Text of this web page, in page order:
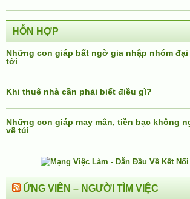
HỖN HỢP
Những con giáp bất ngờ gia nhập nhóm
tới
Khi thuê nhà cần phải biết điều gì?
Những con giáp may mắn, tiền bạc không
về túi
ỨNG VIÊN – NGƯỜI TÌM VIỆC